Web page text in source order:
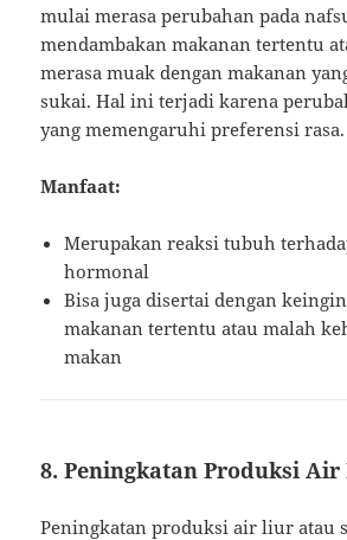
mulai merasa perubahan pada
mendambakan makanan tertentu
merasa muak dengan makanan
sukai. Hal ini terjadi karena
yang memengaruhi preferensi rasa.
Manfaat:
Merupakan reaksi tubuh
hormonal
Bisa juga disertai dengan
makanan tertentu atau malah
makan
8. Peningkatan Produksi
Peningkatan produksi air liur atau